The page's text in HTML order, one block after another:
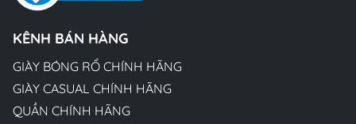
KÊNH BÁN HÀNG
GIÀY BÓNG RỔ CHÍNH HÃNG
GIÀY CASUAL CHÍNH HÃNG
QUẦN CHÍNH HÃNG